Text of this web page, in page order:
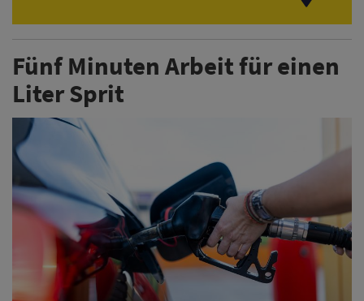
Fünf Minuten Arbeit für einen
Liter Sprit